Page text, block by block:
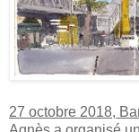
27 octobre 2018,